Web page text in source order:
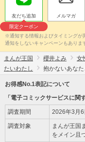
友だち追加
限定クーポン
メルマガ
※通知する情報およびタイミングが
通知をしないキャンペーンもありま
まんが王国 櫻井よみ 女
たいわたし
抱かないあな
お得感No.1表記について
「電子コミックサービスに関
調査期間 2026年3月
調査対象
まんが王国
をメイン且